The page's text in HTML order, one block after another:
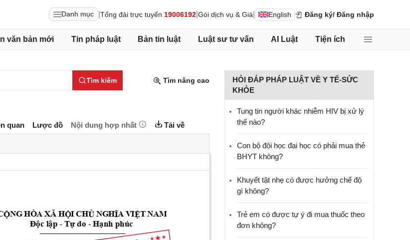
Danh mục Tổng đài trực tuyến 19006192 Gói dịch vụ & Giá English Đăng ký/ Đăng nhập
văn bản mới Tin pháp luật Bản tin luật Luật sư tư vấn AI Luật Tiện ích
Tìm kiếm Tìm nâng cao
quan Lược đồ Nội dung hợp nhất Tải về
ỘNGHÒAXÃ HỘICHỦ NGHĨAVIỆTNAM
Độc lập - Tự do - Hạnh phúc
HỎI ĐÁP PHÁP LUẬT VỀ Y TẾ-SỨC
KHỎE
Tung tin người khác nhiễm HIV bị xử lý
thế nào?
Con bộ đội học đại học có phải mua thẻ
BHYT không?
Khuyết tật nhẹ có được hưởng chế độ
gì không?
Trẻ em có được tự ý đi mua thuốc theo
đơn không?